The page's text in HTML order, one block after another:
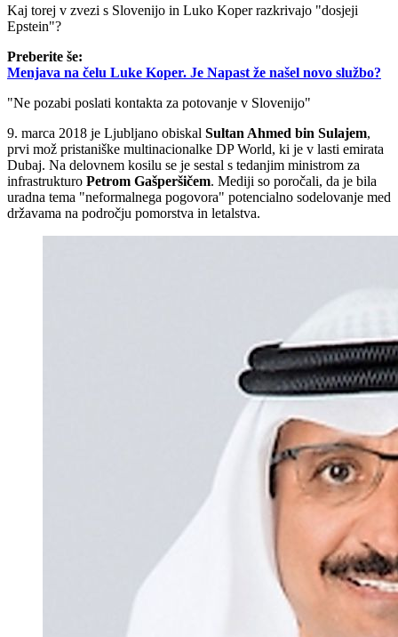
Kaj torej v zvezi s Slovenijo in Luko Koper razkrivajo "dosjeji
Epstein"?
Preberite še:
Menjava na čelu Luke Koper. Je Napast že našel novo službo?
"Ne pozabi poslati kontakta za potovanje v Slovenijo"
9. marca 2018 je Ljubljano obiskal Sultan Ahmed bin Sulajem,
prvi mož pristaniške multinacionalke DP World, ki je v lasti emirata
Dubaj. Na delovnem kosilu se je sestal s tedanjim ministrom za
infrastrukturo Petrom Gašperšičem. Mediji so poročali, da je bila
uradna tema "neformalnega pogovora" potencialno sodelovanje med
državama na področju pomorstva in letalstva.